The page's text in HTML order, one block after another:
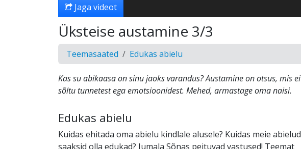
Jaga videot
Üksteise austamine 3/3
Teemasaated Edukas abielu
Kas su abikaasa on sinu jaoks varandus? Austamine on otsus, mis ei
sõltu tunnetest ega emotsioonidest. Mehed, armastage oma naisi.
Edukas abielu
Kuidas ehitada oma abielu kindlale alusele? Kuidas meie abielud
saaksid olla edukad? Jumala Sõnas peituvad vastused! Teemat